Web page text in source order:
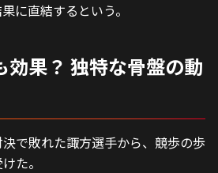
に直結するという。
効果？ 独特な骨盤の動
で敗れた諏方選手から、競歩の歩
た。